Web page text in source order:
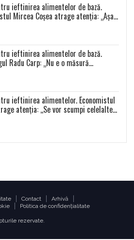
ieftinirea alimentelor de bază.
Mircea Coșea atrage atenția: „Așa
ieftinirea alimentelor de bază.
Radu Carp: „Nu e o măsură
ieftinirea alimentelor. Economistul
atenția: ,,Se vor scumpi celelalte
Contact
Arhivă
Politica de confidențialitate
rezervate.